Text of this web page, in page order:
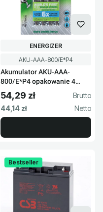
Kod produktu
AKU-AAA-800/E*P4
Akumulator AKU-AAA-
800/E*P4 opakowanie 4
sztuki
PRODUCENT
ENERGIZER
Cena brutto
54,29 zł
Cena netto
44,14 zł
Bestseller